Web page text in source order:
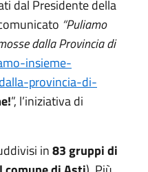
dal Presidente della
“Puliamo
dalla Provincia di
insieme-
provincia-di-
”, l’iniziativa di
in83 gruppi di